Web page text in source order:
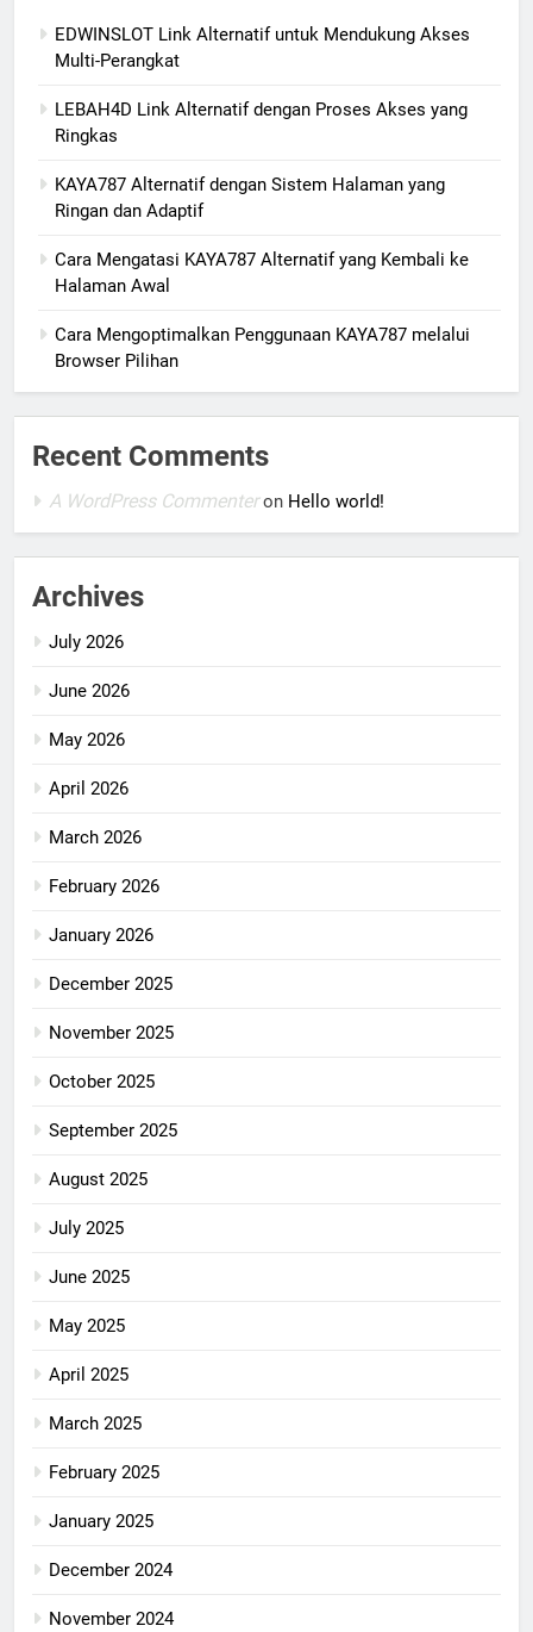
EDWINSLOT Link Alternatif untuk Mendukung Akses
Multi-Perangkat
LEBAH4D Link Alternatif dengan Proses Akses yang
Ringkas
KAYA787 Alternatif dengan Sistem Halaman yang
Ringan dan Adaptif
Cara Mengatasi KAYA787 Alternatif yang Kembali ke
Halaman Awal
Cara Mengoptimalkan Penggunaan KAYA787 melalui
Browser Pilihan
Recent Comments
A WordPress Commenteron Hello world!
Archives
July 2026
June 2026
May 2026
April 2026
March 2026
February 2026
January 2026
December 2025
November 2025
October 2025
September 2025
August 2025
July 2025
June 2025
May 2025
April 2025
March 2025
February 2025
January 2025
December 2024
November 2024